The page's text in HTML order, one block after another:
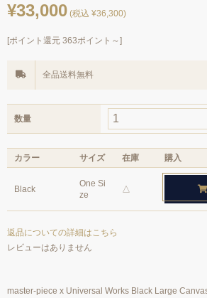
¥33,000 (税込 ¥36,300)
[ポイント還元 363ポイント～]
全品送料無料
数量
カラー サイズ 在庫 購入
Black
One Si
ze
△
返品についての詳細はこちら
レビューはありません
master-piece x Universal Works Black Large